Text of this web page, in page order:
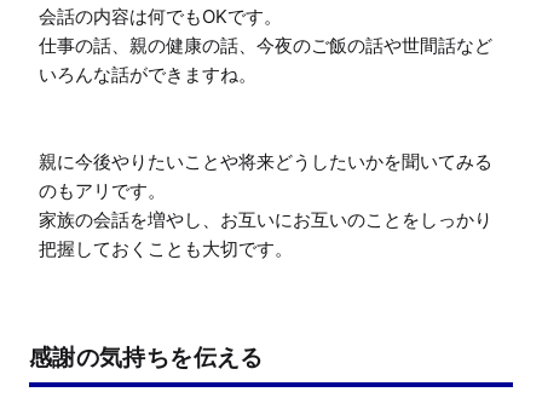
会話の内容は何でもOKです。
仕事の話、親の健康の話、今夜のご飯の話や世間話など
いろんな話ができますね。
親に今後やりたいことや将来どうしたいかを聞いてみる
のもアリです。
家族の会話を増やし、お互いにお互いのことをしっかり
把握しておくことも大切です。
感謝の気持ちを伝える